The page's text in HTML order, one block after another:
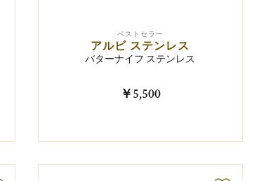
ベストセラー
アルビ ステンレス
バターナイフ ステンレス
￥5,500